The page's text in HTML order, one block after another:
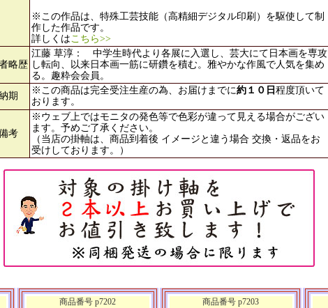
※この作品は、特殊工芸技能（高精細デジタル印刷）を駆使して制
作した作品です。
詳しくはこちら>>
略歴
江藤 草淳： 中学生時代より各展に入選し、芸大にて日本画を専攻
し転向、以来日本画一筋に研鑽を積む。雅やかな作風で人気を集め
る。趣粋会会員。
期
※この商品は完全受注生産の為、お届けまでに約１０日 程度頂いて
おります。
考
※ウェブ上ではモニタの発色等で色彩が違って見える場合がござい
ます。予めご了承ください。
（当店の掛軸は、商品到着後 イメージと違う場合 交換・返品をお
受けしております。）
商品番号 p7202
商品番号 p7203